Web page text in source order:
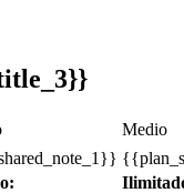
}}
Medio
}} {{